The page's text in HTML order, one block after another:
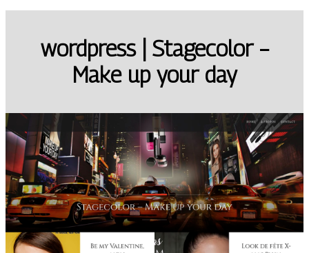
wordpress | Stagecolor –
Make up your day